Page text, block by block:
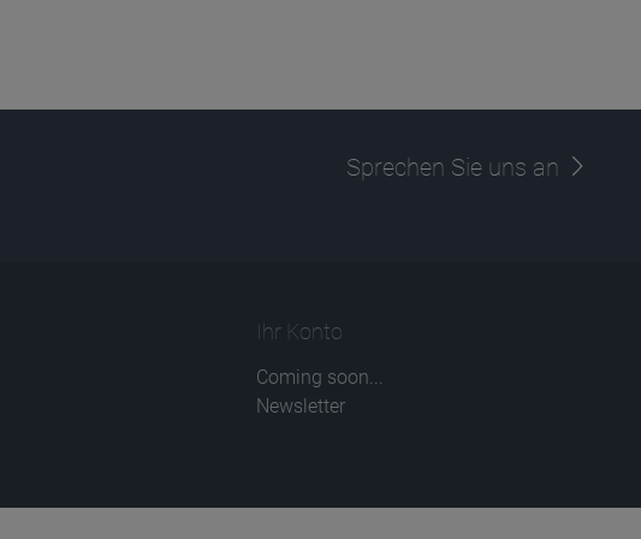
Sprechen Sie uns an
Ihr Konto
Coming soon...
Newsletter